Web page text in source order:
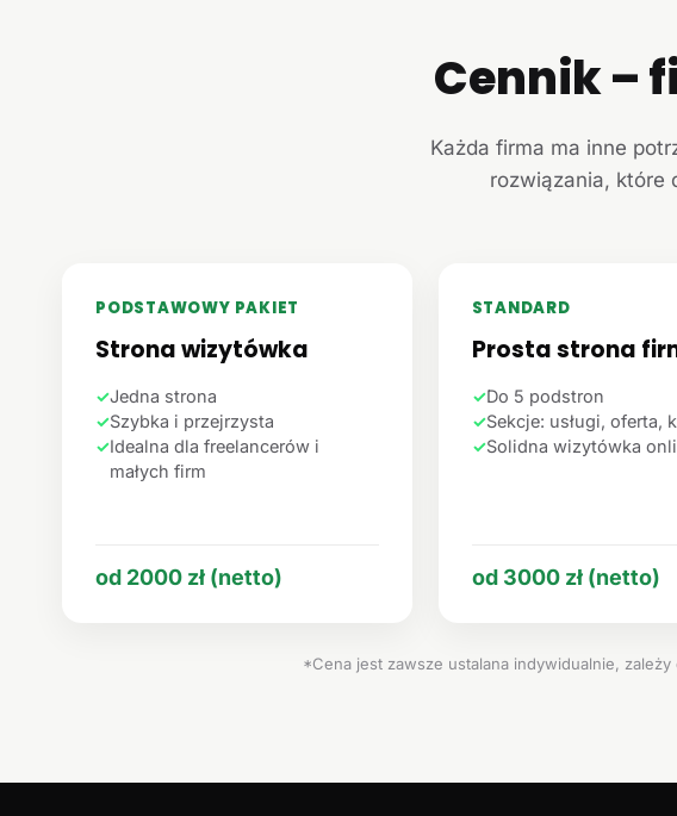
Cennik –
Każda firma ma inne
rozwiązania, które
PODSTAWOWY PAKIET
Strona wizytówka
✓Jedna strona
✓Szybka i przejrzysta
✓Idealna dla freelancerów i
małych firm
od 2000 zł (netto)
STANDARD
Prosta strona
✓Do 5 podstron
✓Sekcje: usługi, oferta,
✓Solidna wizytówka
od 3000 zł (netto)
*Cena jest zawsze ustalana indywidualnie,